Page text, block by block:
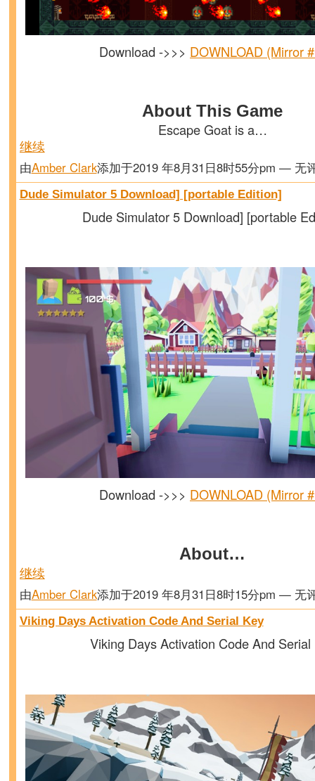
Download ->>> DOWNLOAD (Mirror
About This Game
Escape Goat is a…
继续
由Amber Clark添加于2019 年8月31日8时55分pm — 无
Dude Simulator 5 Download] [portable Edition]
Dude Simulator 5 Download] [portable
Download ->>> DOWNLOAD (Mirror
About…
继续
由Amber Clark添加于2019 年8月31日8时15分pm — 无
Viking Days Activation Code And Serial Key
Viking Days Activation Code And Serial